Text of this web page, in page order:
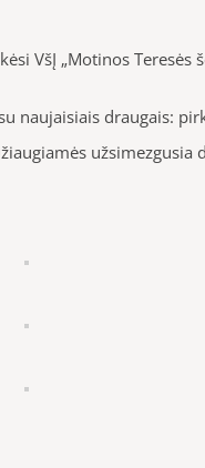
VšĮ „Motinos
naujaisiais draugais: